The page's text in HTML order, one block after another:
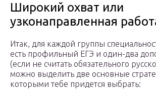
Широкий охват или
узконаправленная
Итак, для каждой группы
есть профильный ЕГЭ и один-два
(если не считать обязательного
можно выделить две основные
которыми тебе придется выбрать: